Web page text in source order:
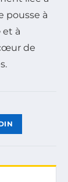
pousse à
et à
de